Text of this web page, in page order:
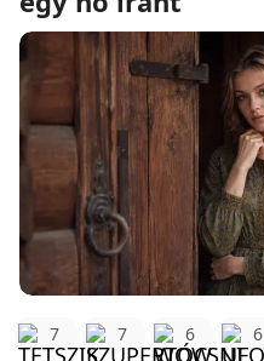
7 7 6 6